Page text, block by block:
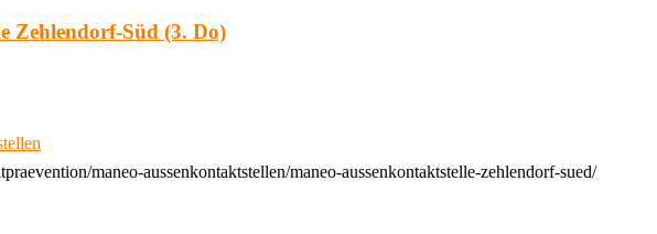
Zehlendorf-Süd (3. Do)
maneo-aussenkontaktstellen/maneo-aussenkontaktstelle-zehlendorf-sued/